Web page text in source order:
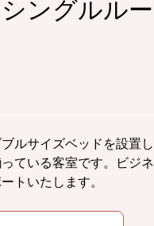
ングルルー
ルサイズベッドを設置
ている客室です。ビジ
トいたします。